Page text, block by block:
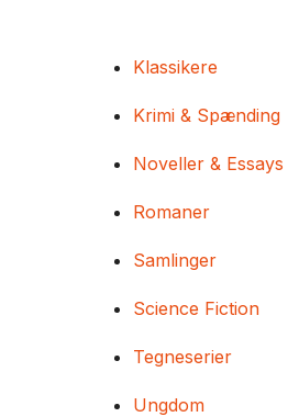
Klassikere
Krimi & Spænding
Noveller & Essays
Romaner
Samlinger
Science Fiction
Tegneserier
Ungdom